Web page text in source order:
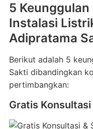
5
Instalasi
Adipratama
Berikut adalah 5
Sakti dibandingkan
pertimbangkan:
Gratis